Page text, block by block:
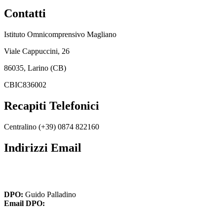
Contatti
Istituto Omnicomprensivo Magliano
Viale Cappuccini, 26
86035, Larino (CB)
CBIC836002
Recapiti Telefonici
Centralino (+39) 0874 822160
Indirizzi Email
DPO: Guido Palladino
Email DPO: